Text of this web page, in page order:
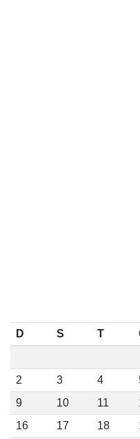
D S T
2
3 4
9
10 11
16
17 18